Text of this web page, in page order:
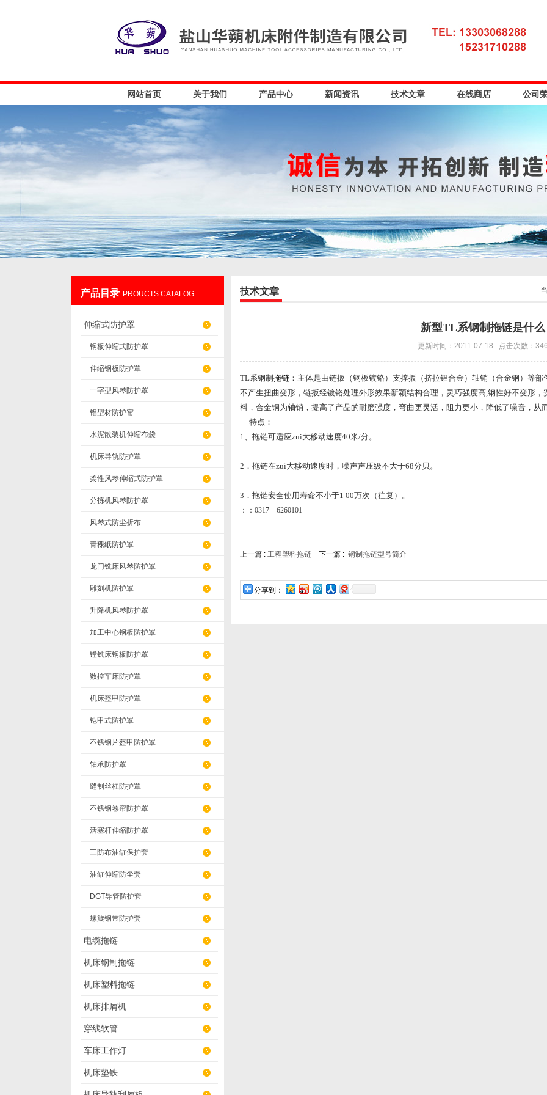
盐山华蒴机床附件制造有限公司
网站首页 关于我们 产品中心 新闻资讯 技术文章 在线商店 公司
产品目录 PROUCTS CATALOG
伸缩式防护罩
钢板伸缩式防护罩
伸缩钢板防护罩
一字型风琴防护罩
铝型材防护帘
水泥散装机伸缩布袋
机床导轨防护罩
柔性风琴伸缩式防护罩
分拣机风琴防护罩
风琴式防尘折布
青稞纸防护罩
龙门铣床风琴防护罩
雕刻机防护罩
升降机风琴防护罩
加工中心钢板防护罩
镗铣床钢板防护罩
数控车床防护罩
机床盔甲防护罩
铠甲式防护罩
不锈钢片盔甲防护罩
轴承防护罩
缝制丝杠防护罩
不锈钢卷帘防护罩
活塞杆伸缩防护罩
三防布油缸保护套
油缸伸缩防尘套
DGT导管防护套
螺旋钢带防护套
电缆拖链
机床钢制拖链
机床塑料拖链
机床排屑机
穿线软管
车床工作灯
机床垫铁
技术文章
新型TL系钢制拖链是什
更新时间：2011-07-18 点击次数：
TL系钢制 拖链：主体是由链扳（钢板镀铬）支撑扳（挤拉铝合金）轴销（合金钢）等
不产生扭曲变形，链扳经镀铬处理外形效果新颖结构合理，灵巧强度高,钢性好不变形
料，合金铜为轴销，提高了产品的耐磨强度，弯曲更灵活，阻力更小，降低了噪音，从
特点：
1、拖链可适应zui大移动速度40米/分。
2．拖链在zui大移动速度时，噪声声压级不大于68分贝。
3．拖链安全使用寿命不小于1 00万次（往复）。
：：0317---6260101
上一篇 : 工程塑料拖链下一篇 : 钢制拖链型号简介
分享到：